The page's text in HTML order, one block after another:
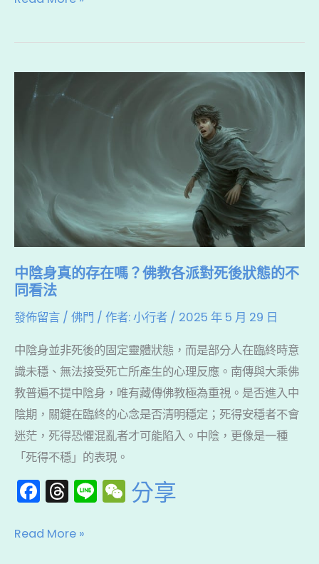
b
o
o
d
s
a
t
承
中陰身真的存在嗎？佛教各派對死後狀態的不
同看法
發佈留言 / 佛門 / 作者:小行者 / 2025 年 5 月 29 日
中陰身並非死後的固定靈體狀態，而是部分人在臨終時意
識未穩、無法接受死亡所產生的心理反應。南傳與大乘佛
教普遍不提中陰身，唯有藏傳佛教極為重視。是否進入中
陰期，關鍵在臨終的心念是否清明穩定；死得安穩者不會
迷茫，死得恐懼混亂者才可能陷入。中陰，更像是一種
「死得不穩」的表現。
F
a
c
T
hr
e
Li
n
W
e
分享
嗎？
教
各
派
死
後
狀
態
的
同
法
Read More »